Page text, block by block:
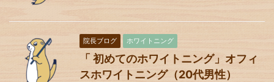
院長ブログ ホワイトニング
「 初めてのホワイトニング」オフィ
スホワイトニング（20代男性）